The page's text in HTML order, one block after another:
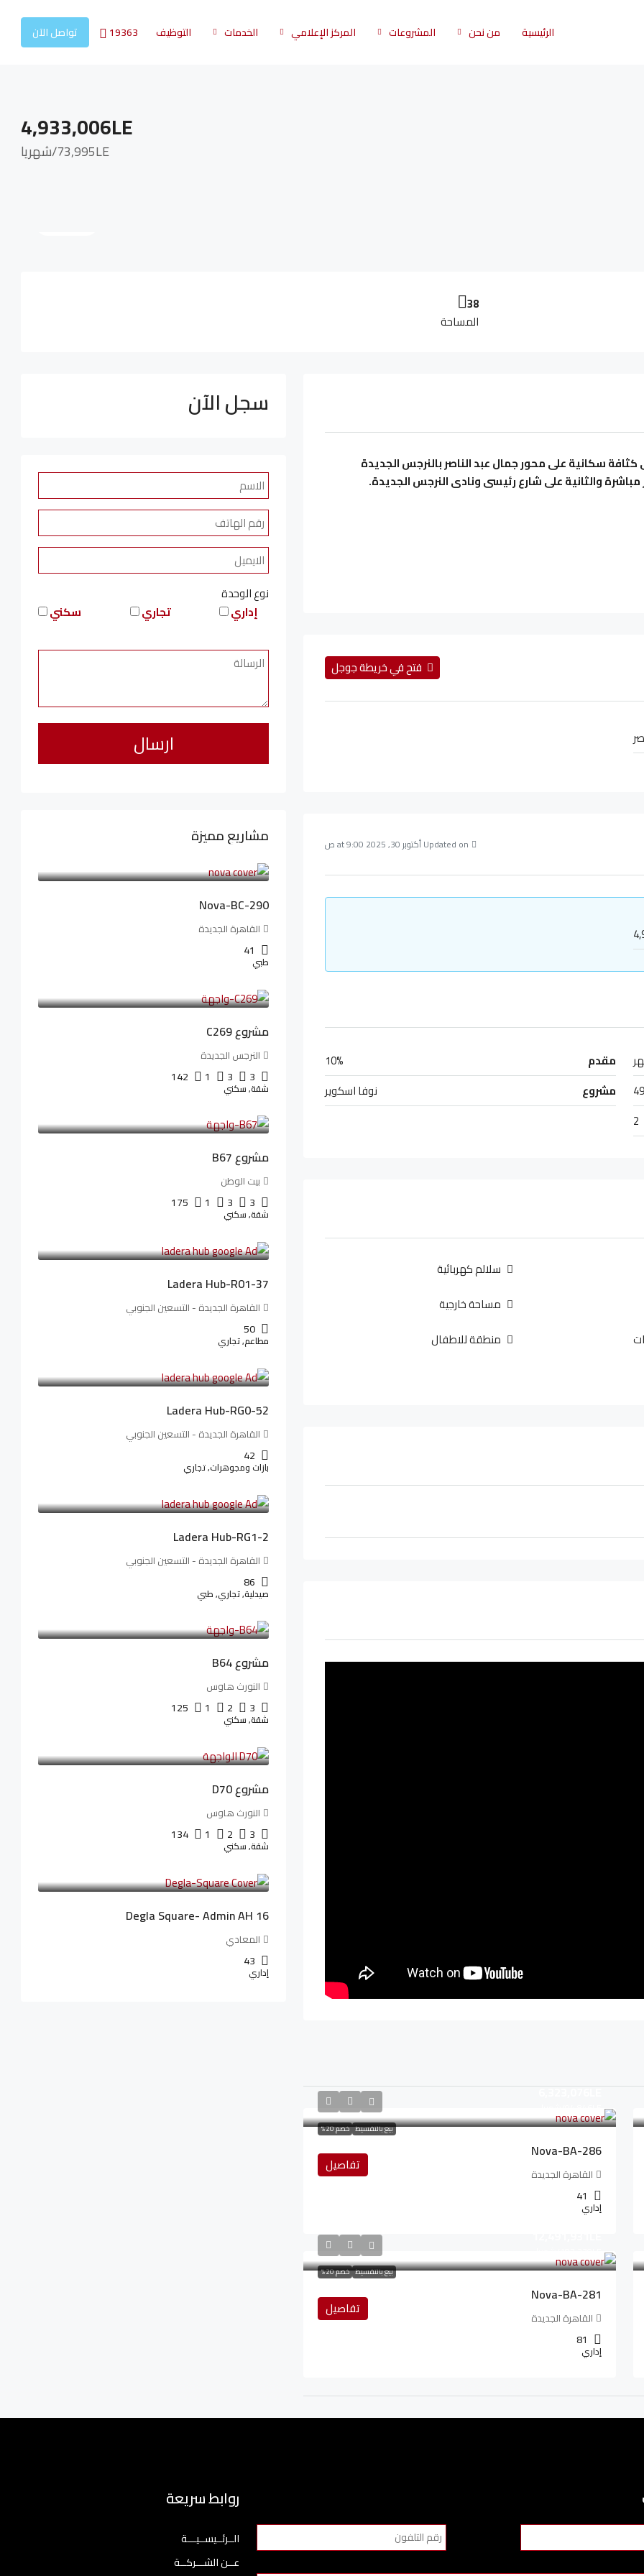
الرئيسية من نحن المشروعات المركز الإعلامي الخدمات التوظيف 19363 تواصل الآن
4,933,006LE
73,995LE/شهريا
38
المساحة
سكانية على محور جمال عبد الناصر بالنرجس الجديدة
والثانية على شارع رئيسى ونادى النرجس الجديدة.
فتح في خريطة جوجل
Updated on أكتوبر 30, 2025 at 9:00 ص
مقدم
10%
مشروع
نوفا اسكوير
2
سلالم كهربائية
مساحة خارجية
منطقة للاطفال
بيع بالتقسيط خصم 20%
6,323,076LE
Nova-BA-286
القاهرة الجديدة
41
إداري
تفاصيل
بيع بالتقسيط خصم 20%
Nova-BA-281
القاهرة الجديدة
81
إداري
تفاصيل
سجل الآن
نوع الوحدة
سكني
تجاري إداري
مشاريع مميزة
6,323,076LE
Nova-BC-290
القاهرة الجديدة
41
طبي
4,402,000LE
مشروع C269
النرجس الجديدة
3
3
1
142
شقة, سكني
4,550,000LE
مشروع B67
بيت الوطن
3
3
1
175
شقة, سكني
13,912,288LE
Ladera Hub-R01-37
القاهرة الجديدة - التسعين الجنوبي
50
مطاعم, تجاري
13,319,821LE
Ladera Hub-RG0-52
القاهرة الجديدة - التسعين الجنوبي
42
بازات ومجوهرات, تجاري
38,551,500LE
Ladera Hub-RG1-2
القاهرة الجديدة - التسعين الجنوبي
86
صيدلية, تجاري, طبي
3,125,000LE
مشروع B64
النورث هاوس
3
2
1
125
شقة, سكني
3,510,800LE
مشروع D70
النورث هاوس
3
2
1
134
شقة, سكني
3,010,000LE
Degla Square- Admin AH 16
المعادي
43
إداري
روابط سريعة
الــرئــيســيـــة
عــن الشـــركــة